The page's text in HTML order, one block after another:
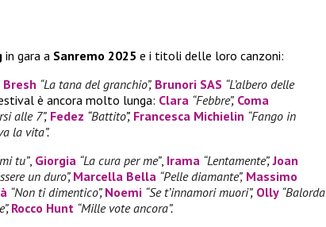
in gara a Sanremo 2025 e i titoli delle loro canzoni:
Bresh “La tana del granchio”, Brunori SAS “L’albero delle
è ancora molto lunga: Clara “Febbre”, Coma
alle 7”, Fedez “Battito”, Francesca Michielin “Fango in
la vita”.
tu”, Giorgia “La cura per me”, Irama “Lentamente”, Joan
un duro”, Marcella Bella “Pelle diamante”, Massimo
“Non ti dimentico”, Noemi “Se t’innamori muori”, Olly “Balorda
, Rocco Hunt “Mille vote ancora”.